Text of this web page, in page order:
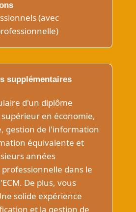
(avec
supplémentaires
d'un diplôme
en économie,
gestion de l'information
équivalente et
années
dans le
De plus, vous
solide expérience
et la gestion de